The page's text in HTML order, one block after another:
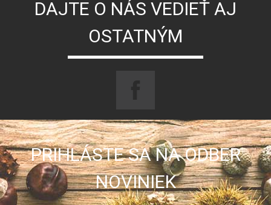
DAJTE O NÁS VEDIEŤ AJ
OSTATNÝM
PRIHLÁSTE SA NA ODBER
NOVINIEK